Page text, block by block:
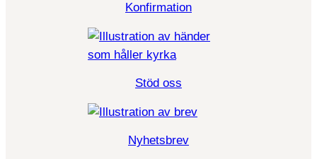
Konfirmation
Stöd oss
Nyhetsbrev